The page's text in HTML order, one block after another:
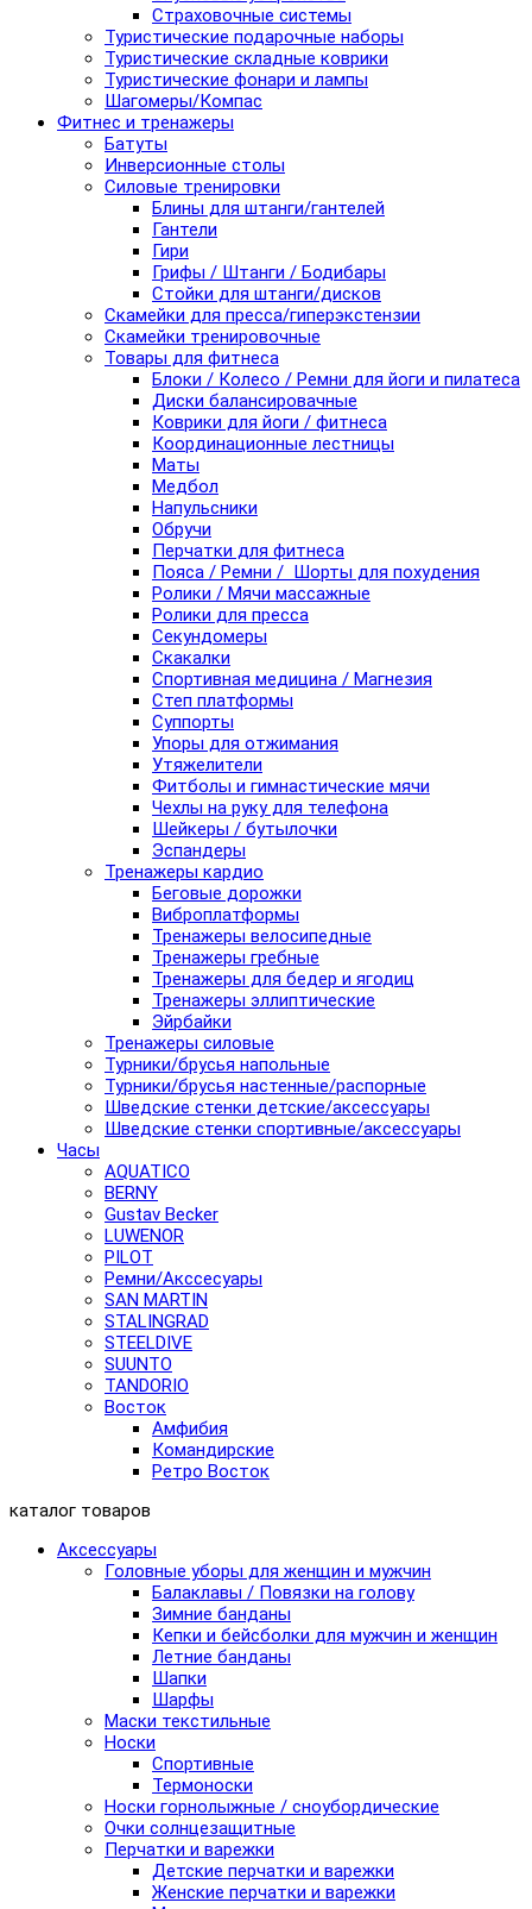
Страховочные системы
Туристические подарочные наборы
Туристические складные коврики
Туристические фонари и лампы
Шагомеры/Компас
Фитнес и тренажеры
Батуты
Инверсионные столы
Силовые тренировки
Блины для штанги/гантелей
Гантели
Гири
Грифы / Штанги / Бодибары
Стойки для штанги/дисков
Скамейки для пресса/гиперэкстензии
Скамейки тренировочные
Товары для фитнеса
Блоки / Колесо / Ремни для йоги и пилатеса
Диски балансировачные
Коврики для йоги / фитнеса
Координационные лестницы
Маты
Медбол
Напульсники
Обручи
Перчатки для фитнеса
Пояса / Ремни / Шорты для похудения
Ролики / Мячи массажные
Ролики для пресса
Секундомеры
Скакалки
Спортивная медицина / Магнезия
Степ платформы
Суппорты
Упоры для отжимания
Утяжелители
Фитболы и гимнастические мячи
Чехлы на руку для телефона
Шейкеры / бутылочки
Эспандеры
Тренажеры кардио
Беговые дорожки
Виброплатформы
Тренажеры велосипедные
Тренажеры гребные
Тренажеры для бедер и ягодиц
Тренажеры эллиптические
Эйрбайки
Тренажеры силовые
Турники/брусья напольные
Турники/брусья настенные/распорные
Шведские стенки детские/аксессуары
Шведские стенки спортивные/аксессуары
Часы
AQUATICO
BERNY
Gustav Becker
LUWENOR
PILOT
Pемни/Акссесуары
SAN MARTIN
STALINGRAD
STEELDIVE
SUUNTO
TANDORIO
Восток
Амфибия
Командирские
Ретро Восток
каталог товаров
Аксессуары
Головные уборы для женщин и мужчин
Балаклавы / Повязки на голову
Зимние банданы
Кепки и бейсболки для мужчин и женщин
Летние банданы
Шапки
Шарфы
Маски текстильные
Носки
Спортивные
Термоноски
Носки горнолыжные / сноубордические
Очки солнцезащитные
Перчатки и варежки
Детские перчатки и варежки
Женские перчатки и варежки